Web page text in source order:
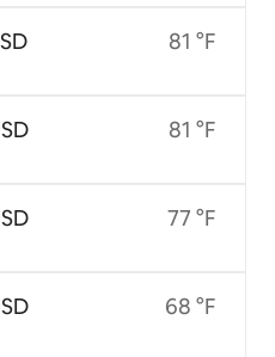
81 °F
81 °F
77 °F
68 °F